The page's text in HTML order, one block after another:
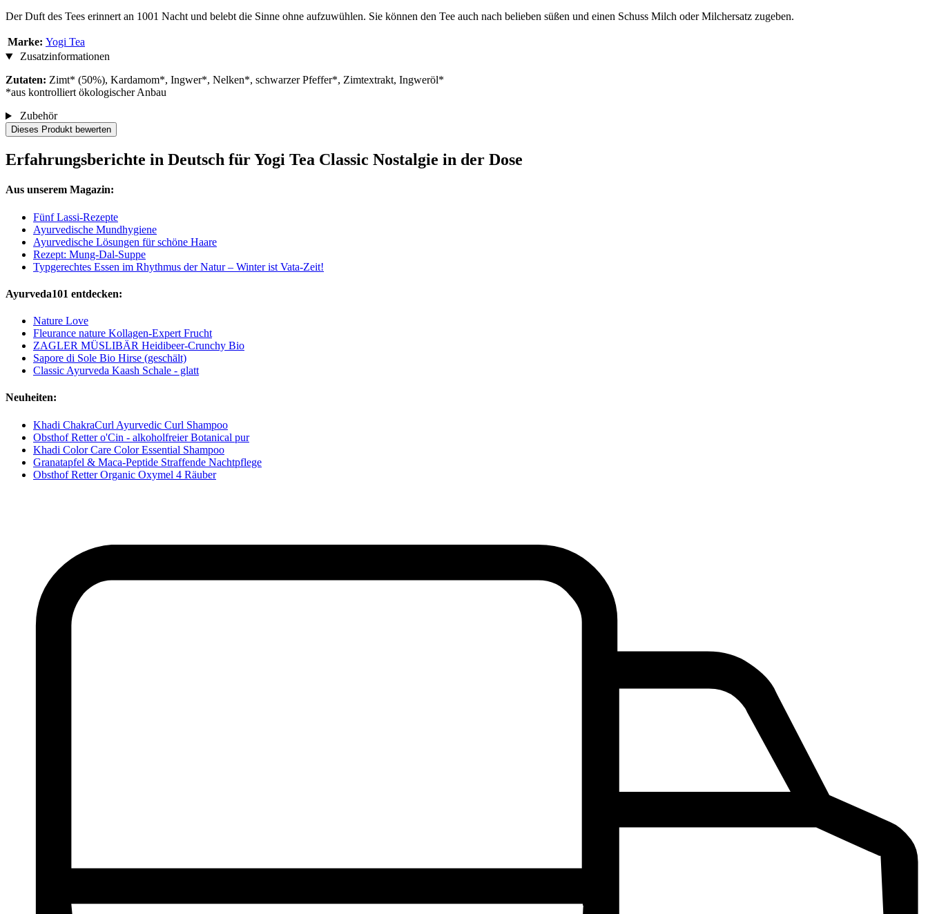
Der Duft des Tees erinnert an 1001 Nacht und belebt die Sinne ohne aufzuwühlen. Sie können den Tee auch nach belieben süßen und einen Schuss Milch oder Milchersatz zugeben.
Marke: Yogi Tea
Zusatzinformationen
Zutaten: Zimt* (50%), Kardamom*, Ingwer*, Nelken*, schwarzer Pfeffer*, Zimtextrakt, Ingweröl*
*aus kontrolliert ökologischer Anbau
Zubehör
Dieses Produkt bewerten
Erfahrungsberichte in Deutsch für Yogi Tea Classic Nostalgie in der Dose
Aus unserem Magazin:
Fünf Lassi-Rezepte
Ayurvedische Mundhygiene
Ayurvedische Lösungen für schöne Haare
Rezept: Mung-Dal-Suppe
Typgerechtes Essen im Rhythmus der Natur – Winter ist Vata-Zeit!
Ayurveda101 entdecken:
Nature Love
Fleurance nature Kollagen-Expert Frucht
ZAGLER MÜSLIBÄR Heidibeer-Crunchy Bio
Sapore di Sole Bio Hirse (geschält)
Classic Ayurveda Kaash Schale - glatt
Neuheiten:
Khadi ChakraCurl Ayurvedic Curl Shampoo
Obsthof Retter o'Cin - alkoholfreier Botanical pur
Khadi Color Care Color Essential Shampoo
Granatapfel & Maca-Peptide Straffende Nachtpflege
Obsthof Retter Organic Oxymel 4 Räuber